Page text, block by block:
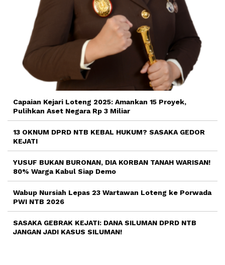
Capaian Kejari Loteng 2025: Amankan 15 Proyek,
Pulihkan Aset Negara Rp 3 Miliar
13 OKNUM DPRD NTB KEBAL HUKUM? SASAKA GEDOR
KEJATI
YUSUF BUKAN BURONAN, DIA KORBAN TANAH WARISAN!
80% Warga Kabul Siap Demo
Wabup Nursiah Lepas 23 Wartawan Loteng ke Porwada
PWI NTB 2026
SASAKA GEBRAK KEJATI: DANA SILUMAN DPRD NTB
JANGAN JADI KASUS SILUMAN!